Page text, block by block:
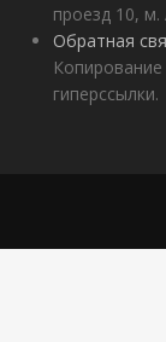
проезд 10,
Обратная
гиперссылки.